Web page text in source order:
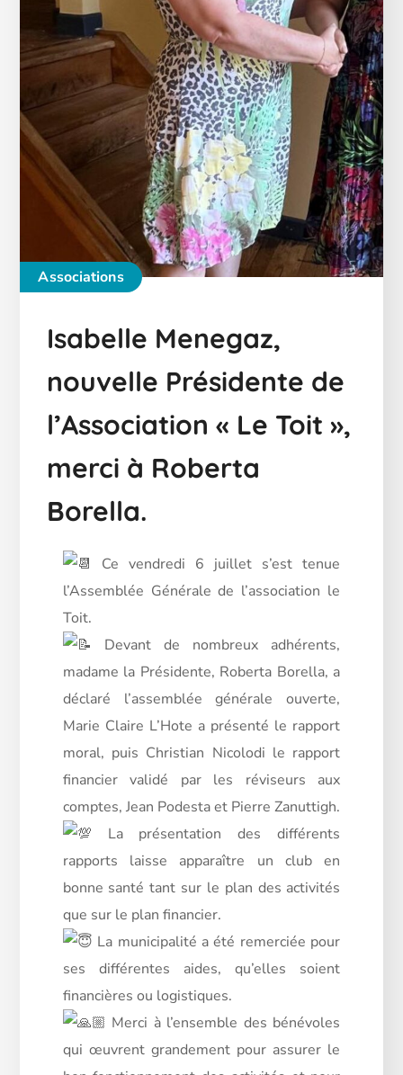
Associations
Isabelle Menegaz,
nouvelle Présidente de
l’Association « Le Toit »,
merci à Roberta
Borella.
Ce vendredi 6 juillet s’est tenue
l’Assemblée Générale de l’association le
Toit.
Devant de nombreux adhérents,
madame la Présidente, Roberta Borella, a
déclaré l’assemblée générale ouverte,
Marie Claire L’Hote a présenté le rapport
moral, puis Christian Nicolodi le rapport
financier validé par les réviseurs aux
comptes, Jean Podesta et Pierre Zanuttigh.
La présentation des différents
rapports laisse apparaître un club en
bonne santé tant sur le plan des activités
que sur le plan financier.
La municipalité a été remerciée pour
ses différentes aides, qu’elles soient
financières ou logistiques.
Merci à l’ensemble des bénévoles
qui œuvrent grandement pour assurer le